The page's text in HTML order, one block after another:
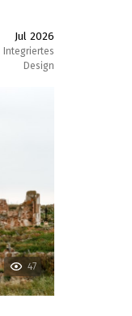
Jul 2026
Integriertes
Design
47